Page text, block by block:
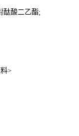
酞酸二乙酯;
>